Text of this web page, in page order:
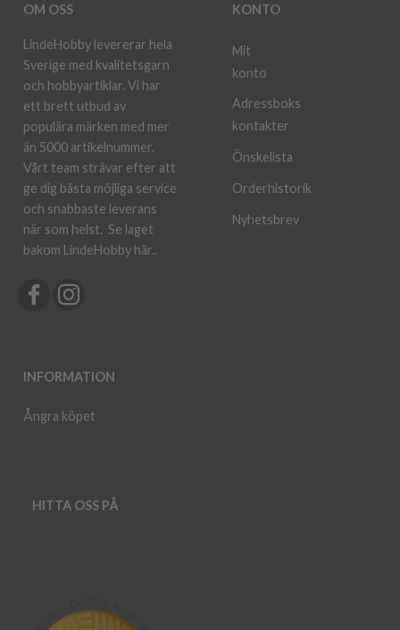
OM OSS
LindeHobby levererar hela
Sverige med kvalitetsgarn
och hobbyartiklar. Vi har
ett brett utbud av
populära märken med mer
än 5000 artikelnummer.
Vårt team strävar efter att
ge dig bästa möjliga service
och snabbaste leverans
när som helst. Se laget
bakom LindeHobby här..
INFORMATION
Ångra köpet
KONTO
Mit
konto
Adressboks
kontakter
Önskelista
Orderhistorik
Nyhetsbrev
HITTA OSS PÅ